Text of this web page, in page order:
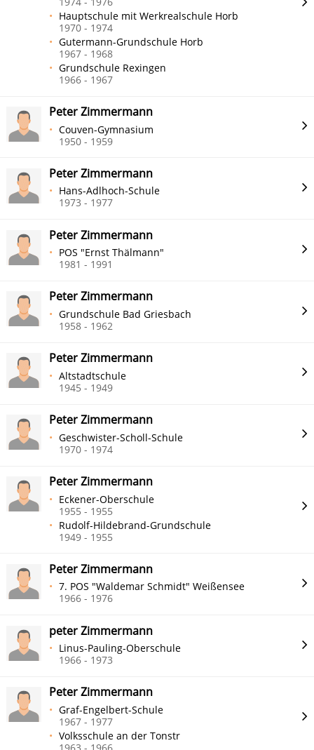
Hauptschule mit Werkrealschule Horb
1970 - 1974
Gutermann-Grundschule Horb
1967 - 1968
Grundschule Rexingen
1966 - 1967
Peter Zimmermann
Couven-Gymnasium
1950 - 1959
Peter Zimmermann
Hans-Adlhoch-Schule
1973 - 1977
Peter Zimmermann
POS "Ernst Thälmann"
1981 - 1991
Peter Zimmermann
Grundschule Bad Griesbach
1958 - 1962
Peter Zimmermann
Altstadtschule
1945 - 1949
Peter Zimmermann
Geschwister-Scholl-Schule
1970 - 1974
Peter Zimmermann
Eckener-Oberschule
1955 - 1955
Rudolf-Hildebrand-Grundschule
1949 - 1955
Peter Zimmermann
7. POS "Waldemar Schmidt" Weißensee
1966 - 1976
peter Zimmermann
Linus-Pauling-Oberschule
1966 - 1973
Peter Zimmermann
Graf-Engelbert-Schule
1967 - 1977
Volksschule an der Tonstr